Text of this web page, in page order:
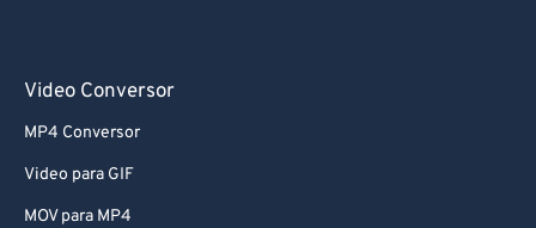
Video Conversor
MP4 Conversor
Video para GIF
MOV para MP4